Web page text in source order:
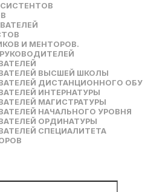
И МЕНТОРОВ.
ВЫСШЕЙ ШКОЛЫ
ДИСТАНЦИОННОГО
ИНТЕРНАТУРЫ
МАГИСТРАТУРЫ
НАЧАЛЬНОГО УРОВНЯ
ОРДИНАТУРЫ
СПЕЦИАЛИТЕТА